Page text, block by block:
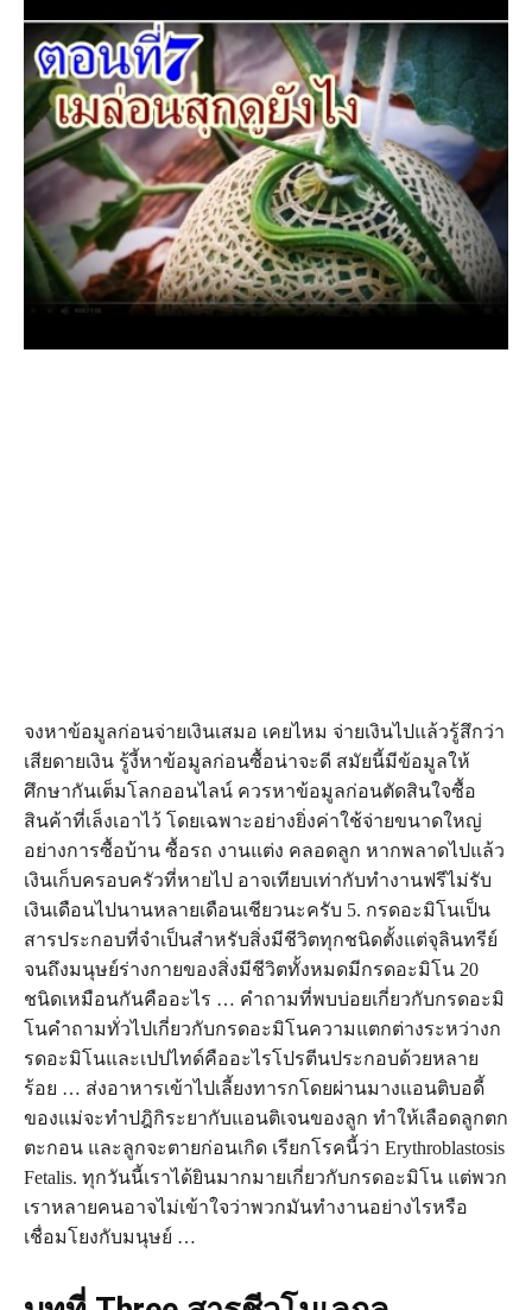
จงหาข้อมูลก่อนจ่ายเงินเสมอ เคยไหม จ่ายเงินไปแล้วรู้สึกว่า
เสียดายเงิน รู้งี้หาข้อมูลก่อนซื้อน่าจะดี สมัยนี้มีข้อมูลให้
ศึกษากันเต็มโลกออนไลน์ ควรหาข้อมูลก่อนตัดสินใจซื้อ
สินค้าที่เล็งเอาไว้ โดยเฉพาะอย่างยิ่งค่าใช้จ่ายขนาดใหญ่
อย่างการซื้อบ้าน ซื้อรถ งานแต่ง คลอดลูก หากพลาดไปแล้ว
เงินเก็บครอบครัวที่หายไป อาจเทียบเท่ากับทำงานฟรีไม่รับ
เงินเดือนไปนานหลายเดือนเชียวนะครับ 5. กรดอะมิโนเป็น
สารประกอบที่จำเป็นสำหรับสิ่งมีชีวิตทุกชนิดตั้งแต่จุลินทรีย์
จนถึงมนุษย์ร่างกายของสิ่งมีชีวิตทั้งหมดมีกรดอะมิโน 20
ชนิดเหมือนกันคืออะไร … คำถามที่พบบ่อยเกี่ยวกับกรดอะมิ
โนคำถามทั่วไปเกี่ยวกับกรดอะมิโนความแตกต่างระหว่างก
รดอะมิโนและเปปไทด์คืออะไรโปรตีนประกอบด้วยหลาย
ร้อย … ส่งอาหารเข้าไปเลี้ยงทารกโดยผ่านมางแอนติบอดี้
ของแม่จะทำปฎิกิระยากับแอนติเจนของลูก ทำให้เลือดลูกตก
ตะกอน และลูกจะตายก่อนเกิด เรียกโรคนี้ว่า Erythroblastosis
Fetalis. ทุกวันนี้เราได้ยินมากมายเกี่ยวกับกรดอะมิโน แต่พวก
เราหลายคนอาจไม่เข้าใจว่าพวกมันทำงานอย่างไรหรือ
เชื่อมโยงกับมนุษย์ …